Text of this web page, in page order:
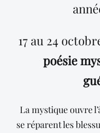
17 au 24
poésie
La mystique ouvre
se réparent les